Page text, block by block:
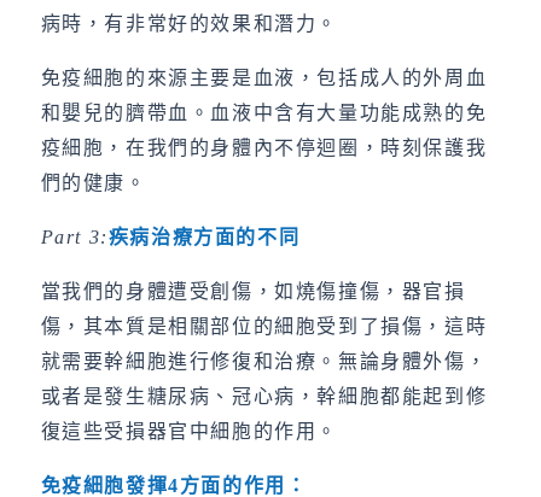
病時，有非常好的效果和潛力。
免疫細胞的來源主要是血液，包括成人的外周血
和嬰兒的臍帶血。血液中含有大量功能成熟的免
疫細胞，在我們的身體內不停迴圈，時刻保護我
們的健康。
Part 3:疾病治療方面的不同
當我們的身體遭受創傷，如燒傷撞傷，器官損
傷，其本質是相關部位的細胞受到了損傷，這時
就需要幹細胞進行修復和治療。無論身體外傷，
或者是發生糖尿病、冠心病，幹細胞都能起到修
復這些受損器官中細胞的作用。
免疫細胞發揮4方面的作用：